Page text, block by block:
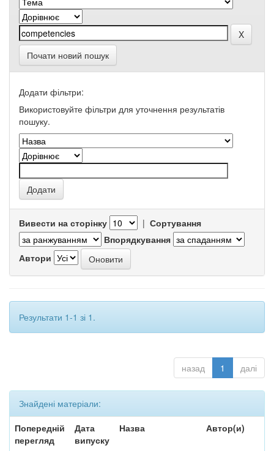
Почати новий пошук
Додати фільтри:
Використовуйте фільтри для уточнення результатів
пошуку.
Вивести на сторінку | Сортування
Впорядкування
Автори
Результати 1-1 зі 1.
назад 1 далі
Знайдені матеріали:
Попередній
перегляд
Дата
випуску
Назва Автор(и)